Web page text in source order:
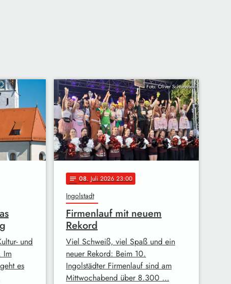
und
Im
es
Foto: Oliver Scholtyssek
notes 08. Juli 2026 23:00
Ingolstadt
Firmenlauf mit neuem
Rekord
Viel Schweiß, viel Spaß und ein
neuer Rekord: Beim 10.
Ingolstädter Firmenlauf sind am
Mittwochabend über 8.300 …